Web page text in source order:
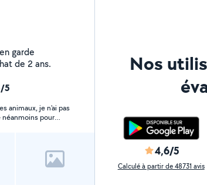
garde
de 2 ans.
5
animaux, je n'ai pas
néanmoins pour
Nos
4,6/5
Calculé à partir de 48731 avis